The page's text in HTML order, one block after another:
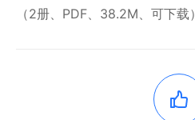
（2册、PDF、38.2M、可下载）